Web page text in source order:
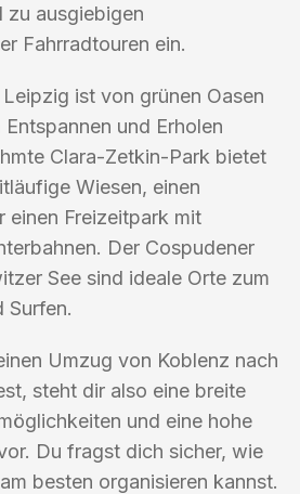
zu ausgiebigen
Fahrradtouren ein.
Leipzig ist von grünen Oasen
und Erholen
Clara-Zetkin-Park bietet
Wiesen, einen
einen Freizeitpark mit
Der Cospudener
See sind ideale Orte zum
Surfen.
Umzug von Koblenz nach
steht dir also eine breite
und eine hohe
Du fragst dich sicher, wie
besten organisieren kannst.